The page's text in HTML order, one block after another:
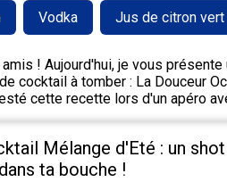
Vodka Jus de citron vert
! Aujourd'hui, je vous présente
cocktail à tomber : La Douceur
cette recette lors d'un apéro
Mélange d'Eté : un
ta bouche !